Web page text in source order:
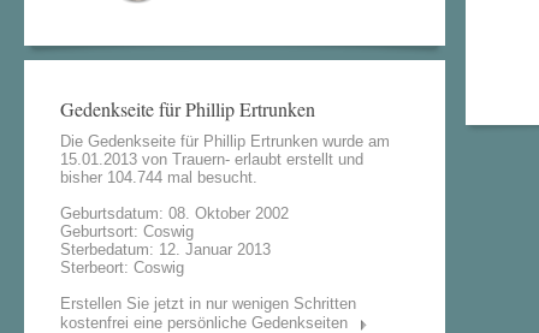
Gedenkseite für Phillip Ertrunken
Die Gedenkseite für Phillip Ertrunken wurde am
15.01.2013 von Trauern- erlaubt erstellt und
bisher 104.744 mal besucht.
Geburtsdatum: 08. Oktober 2002
Geburtsort: Coswig
Sterbedatum: 12. Januar 2013
Sterbeort: Coswig
Erstellen Sie jetzt in nur wenigen Schritten
kostenfrei eine persönliche Gedenkseiten